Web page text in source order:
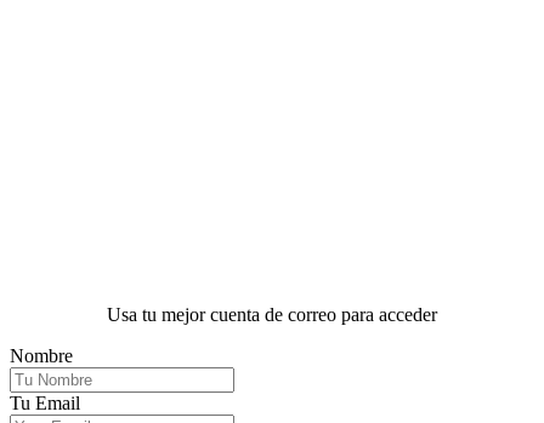
Usa tu mejor cuenta de correo para acceder
Nombre
Tu Email